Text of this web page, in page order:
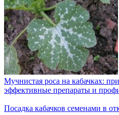
Мучнистая роса на кабачках:
эффективные препараты и
Посадка кабачков семенами в